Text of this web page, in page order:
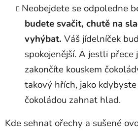
Neobejdete se odpoledne
budete svačit, chutě na
vyhýbat. Váš jídelníček
spokojenější. A jestli přece
zakončíte kouskem
takový hřích, jako
čokoládou zahnat hlad.
Kde sehnat ořechy a sušené